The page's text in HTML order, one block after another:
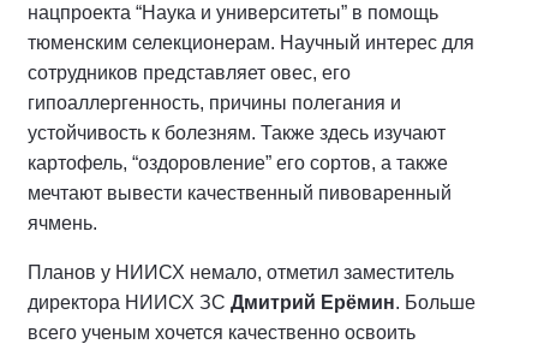
нацпроекта “Наука и университеты” в помощь
тюменским селекционерам. Научный интерес для
сотрудников представляет овес, его
гипоаллергенность, причины полегания и
устойчивость к болезням. Также здесь изучают
картофель, “оздоровление” его сортов, а также
мечтают вывести качественный пивоваренный
ячмень.
Планов у НИИСХ немало, отметил заместитель
директора НИИСХ ЗС Дмитрий Ерёмин. Больше
всего ученым хочется качественно освоить